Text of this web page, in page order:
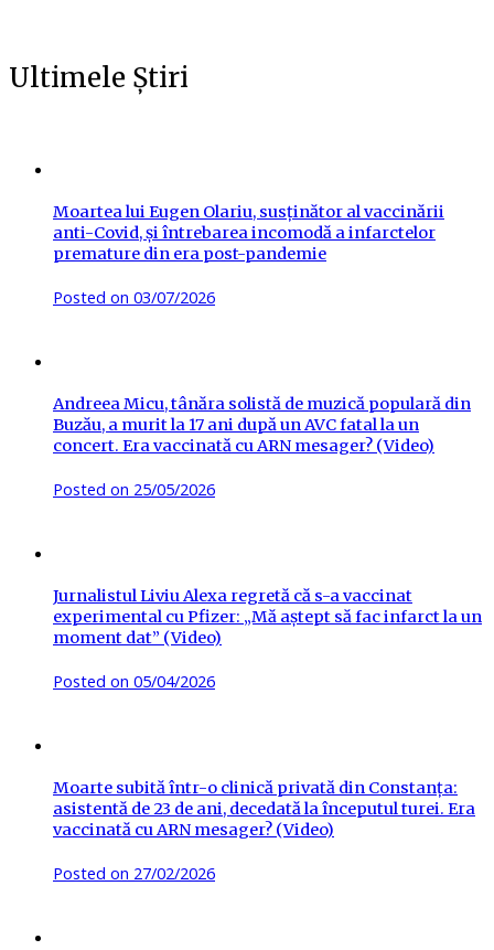
Ultimele Știri
Moartea lui Eugen Olariu, susținător al vaccinării
anti-Covid, și întrebarea incomodă a infarctelor
premature din era post-pandemie
Posted on 03/07/2026
Andreea Micu, tânăra solistă de muzică populară din
Buzău, a murit la 17 ani după un AVC fatal la un
concert. Era vaccinată cu ARN mesager? (Video)
Posted on 25/05/2026
Jurnalistul Liviu Alexa regretă că s-a vaccinat
experimental cu Pfizer: „Mă aștept să fac infarct la un
moment dat” (Video)
Posted on 05/04/2026
Moarte subită într-o clinică privată din Constanța:
asistentă de 23 de ani, decedată la începutul turei. Era
vaccinată cu ARN mesager? (Video)
Posted on 27/02/2026